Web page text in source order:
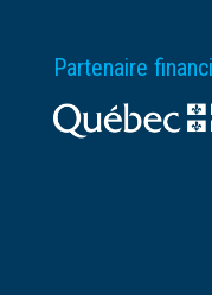
Partenaire